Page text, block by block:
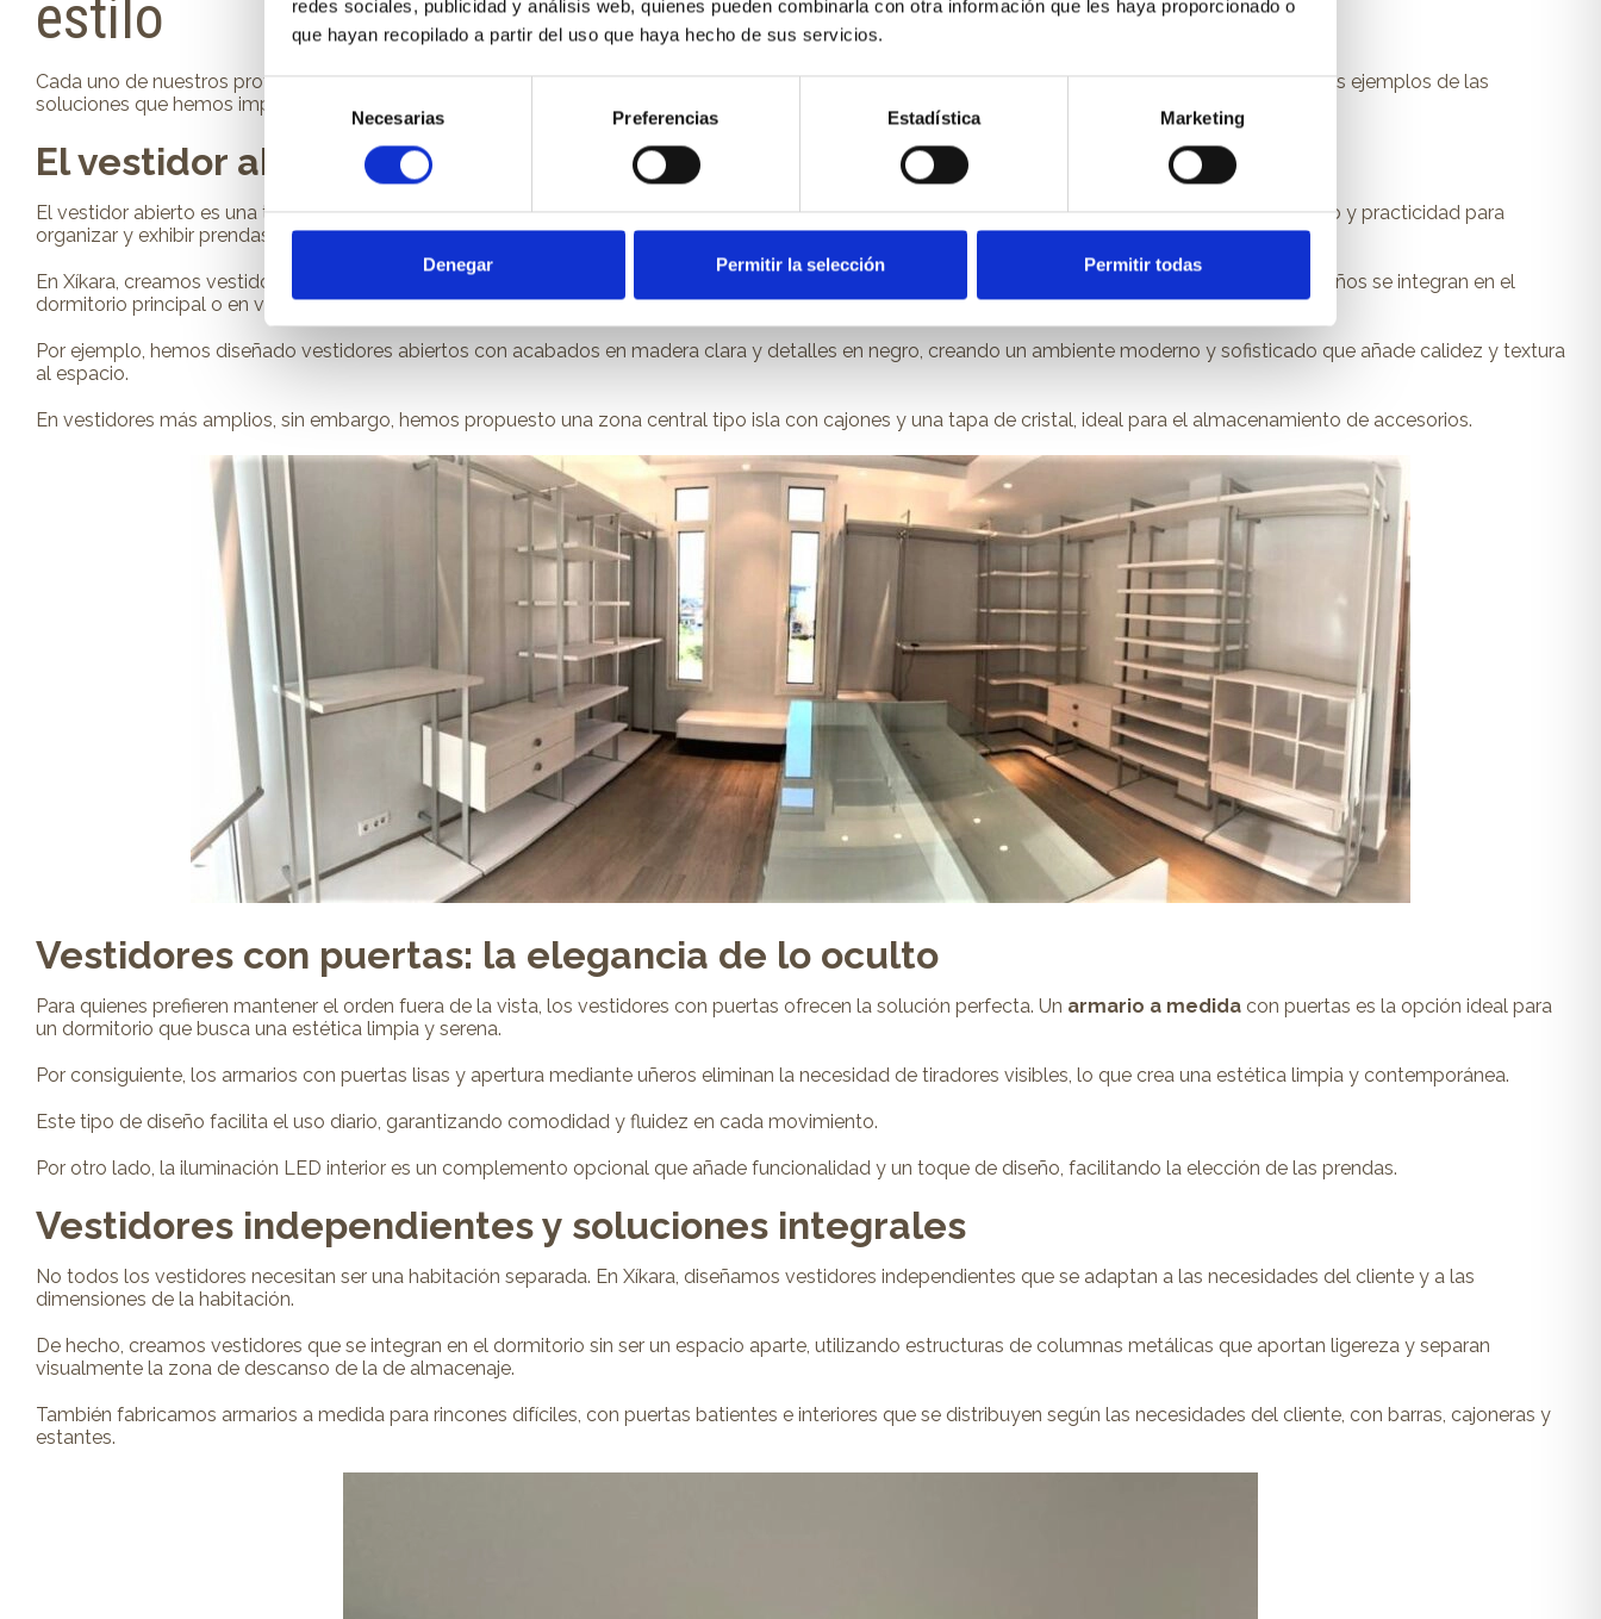
redes sociales, publicidad y análisis web, quienes pueden combinarla con otra información que les haya proporcionado o
que hayan recopilado a partir del uso que haya hecho de sus servicios.
consentimiento
Necesarias Preferencias Estadística Marketing
Denegar Permitir la selección Permitir todas
estilo
Cada uno de nuestros proyectos es un testimonio de cómo la innovación y la artesanía pueden transformar un espacio. Aquí te presentamos algunos ejemplos de las
soluciones que hemos implementado en nuestros
El vestidor abierto: un espacio moderno y ligero
El vestidor abierto es una tendencia en alza por su ligereza visual y su funcionalidad. Es una solución meticulosamente elaborada que combina estilo y practicidad para
organizar y exhibir prendas y complementos.
En Xíkara, creamos vestidores abiertos hechos a medida, con estructuras que pueden ser metálicas, aportando ligereza a la composición. Estos diseños se integran en el
dormitorio principal o en vestidores independientes.
Por ejemplo, hemos diseñado vestidores abiertos con acabados en madera clara y detalles en negro, creando un ambiente moderno y sofisticado que añade calidez y textura
al espacio.
En vestidores más amplios, sin embargo, hemos propuesto una zona central tipo isla con cajones y una tapa de cristal, ideal para el almacenamiento de accesorios.
Vestidores con puertas: la elegancia de lo oculto
Para quienes prefieren mantener el orden fuera de la vista, los vestidores con puertas ofrecen la solución perfecta. Un armario a medida con puertas es la opción ideal para
un dormitorio que busca una estética limpia y serena.
Por consiguiente, los armarios con puertas lisas y apertura mediante uñeros eliminan la necesidad de tiradores visibles, lo que crea una estética limpia y contemporánea.
Este tipo de diseño facilita el uso diario, garantizando comodidad y fluidez en cada movimiento.
Por otro lado, la iluminación LED interior es un complemento opcional que añade funcionalidad y un toque de diseño, facilitando la elección de las prendas.
Vestidores independientes y soluciones integrales
No todos los vestidores necesitan ser una habitación separada. En Xíkara, diseñamos vestidores independientes que se adaptan a las necesidades del cliente y a las
dimensiones de la habitación.
De hecho, creamos vestidores que se integran en el dormitorio sin ser un espacio aparte, utilizando estructuras de columnas metálicas que aportan ligereza y separan
visualmente la zona de descanso de la de almacenaje.
También fabricamos armarios a medida para rincones difíciles, con puertas batientes e interiores que se distribuyen según las necesidades del cliente, con barras, cajoneras y
estantes.